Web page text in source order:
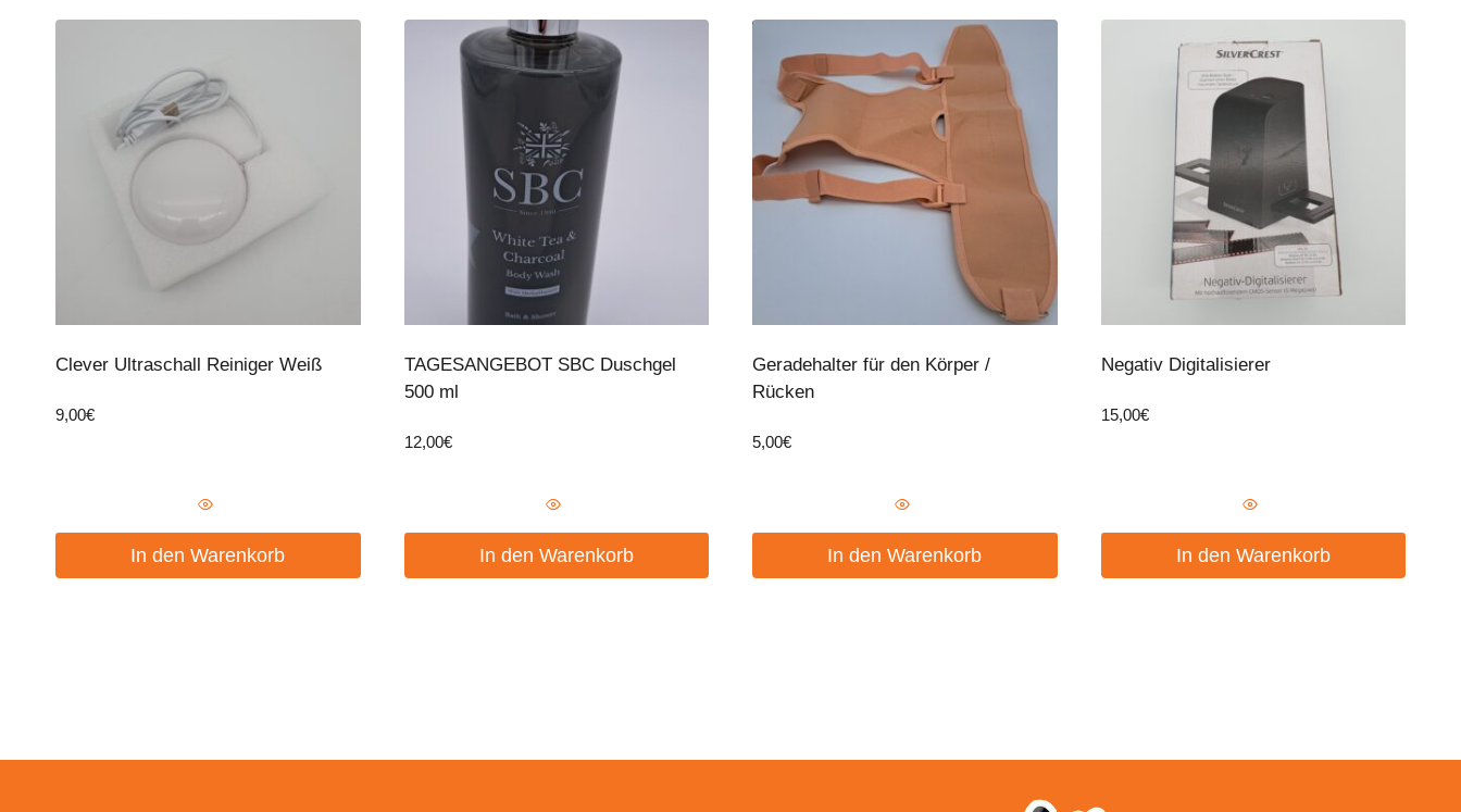
Clever Ultraschall Reiniger Weiß
9,00€
In den Warenkorb
TAGESANGEBOT SBC Duschgel
500 ml
12,00€
In den Warenkorb
Geradehalter für den Körper /
Rücken
5,00€
In den Warenkorb
Negativ Digitalisierer
15,00€
In den Warenkorb